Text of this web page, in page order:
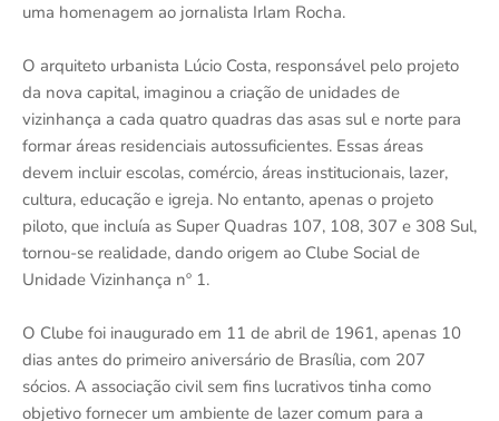
uma homenagem ao jornalista Irlam Rocha.
O arquiteto urbanista Lúcio Costa, responsável pelo projeto
da nova capital, imaginou a criação de unidades de
vizinhança a cada quatro quadras das asas sul e norte para
formar áreas residenciais autossuficientes. Essas áreas
devem incluir escolas, comércio, áreas institucionais, lazer,
cultura, educação e igreja. No entanto, apenas o projeto
piloto, que incluía as Super Quadras 107, 108, 307 e 308 Sul,
tornou-se realidade, dando origem ao Clube Social de
Unidade Vizinhança nº 1.
O Clube foi inaugurado em 11 de abril de 1961, apenas 10
dias antes do primeiro aniversário de Brasília, com 207
sócios. A associação civil sem fins lucrativos tinha como
objetivo fornecer um ambiente de lazer comum para a